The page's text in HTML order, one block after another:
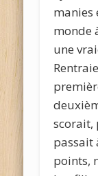
manies
monde
une
scorait,
passait
points,